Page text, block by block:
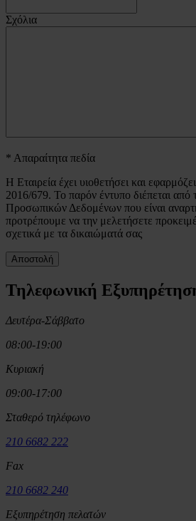
Σχόλια
* Απαραίτητα πεδία
Η Εταιρεία έχει υιοθετήσει και
2016/679. Το παρόν έντυπο διέπεται από
Προσωπικών Δεδομένων που είναι
προτρέπουμε να την μελετήσετε
σχετικά με τα δικαιώματά σας
Τηλεφωνική
Δευτέρα-Σάββατο
08:00-19:00
Κυριακή
09:00-17:00
Σταθερό τηλέφωνο
210 6682 222
Fax
210 6682 240
Εξυπηρέτηση πελατών